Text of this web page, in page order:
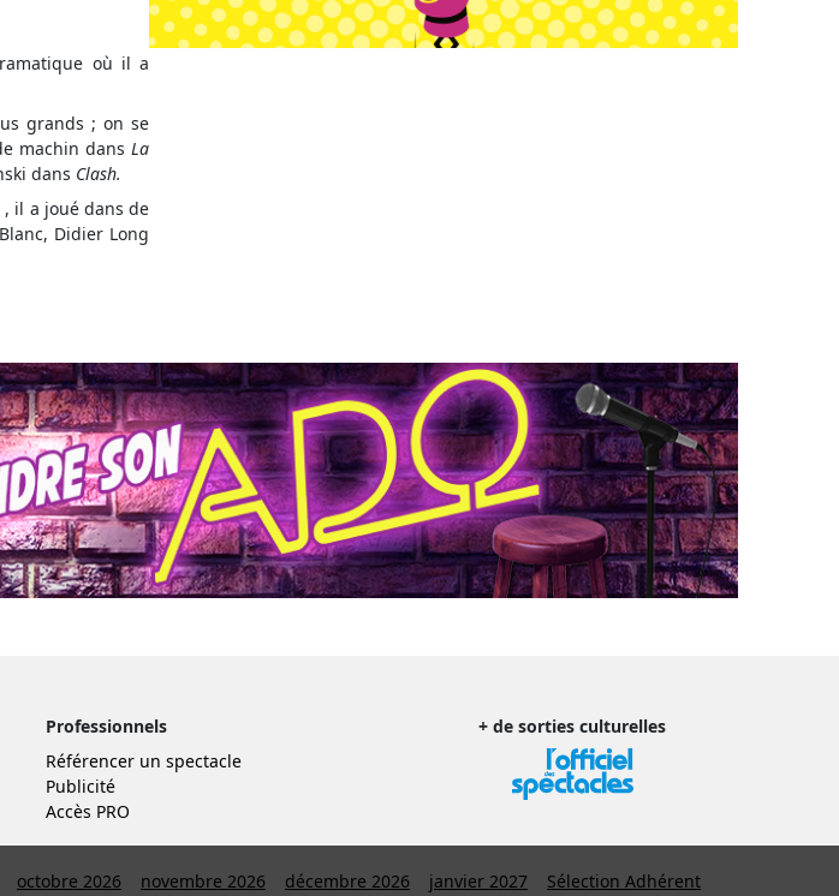
où il a
grands ; on se
machin dansLa
dans Clash.
il a joué dans de
Didier Long
Professionnels
Référencer un spectacle
Publicité
Accès PRO
+ de sorties culturelles
octobre 2026 novembre 2026 décembre 2026 janvier 2027 Sélection Adhérent